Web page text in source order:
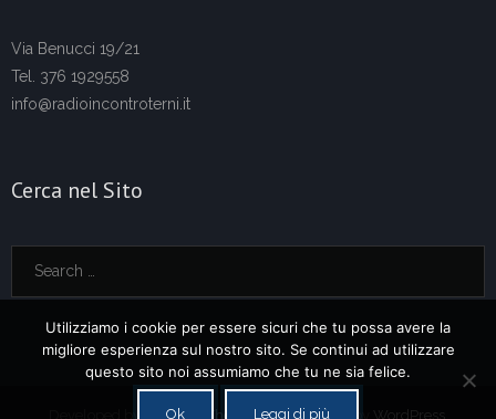
Via Benucci 19/21
Tel. 376 1929558
info@radioincontroterni.it
Cerca nel Sito
Think Up Themes Ltd. Powered by WordPress
Utilizziamo i cookie per essere sicuri che tu possa avere la
migliore esperienza sul nostro sito. Se continui ad utilizzare
questo sito noi assumiamo che tu ne sia felice.
Ok Leggi di più